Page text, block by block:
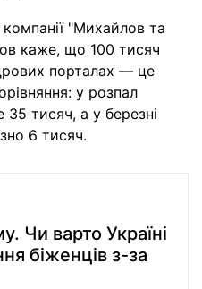
"Михайлов та
каже, що 100 тисяч
порталах — це
у розпал
35 тисяч, а у березні
6 тисяч.
Чи варто Україні
біженців з-за